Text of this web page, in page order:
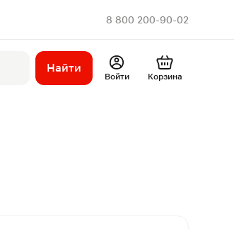
8 800 200-90-02
Найти
Войти Корзина